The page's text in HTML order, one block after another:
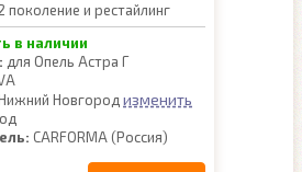
поколение и рестайлинг
в наличии
для Опель Астра Г
Новгород изменить
CARFORMA (Россия)